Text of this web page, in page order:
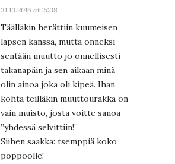
31.10.2016 at 15:08
Täälläkin herättiin kuumeisen
lapsen kanssa, mutta onneksi
sentään muutto jo onnellisesti
takanapäin ja sen aikaan minä
olin ainoa joka oli kipeä. Ihan
kohta teilläkin muuttourakka on
vain muisto, josta voitte sanoa
”yhdessä selvittiin!”
Siihen saakka: tsemppiä koko
poppoolle!